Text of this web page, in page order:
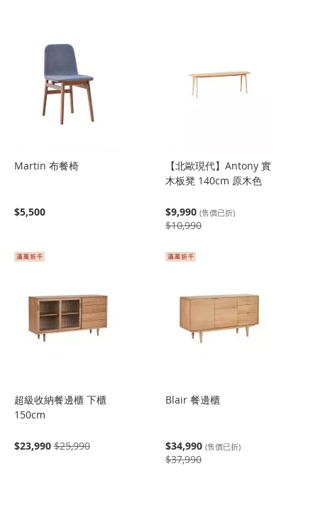
Martin 布餐椅
$5,500
【北歐現代】Antony 實
木板凳 140cm 原木色
$9,990 (售價已折)
$10,990
超級收納餐邊櫃 下櫃
150cm
$23,990 $25,990
Blair 餐邊櫃
$34,990 (售價已折)
$37,990